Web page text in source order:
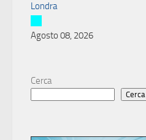
Londra
Agosto 08, 2026
Cerca
Cerca